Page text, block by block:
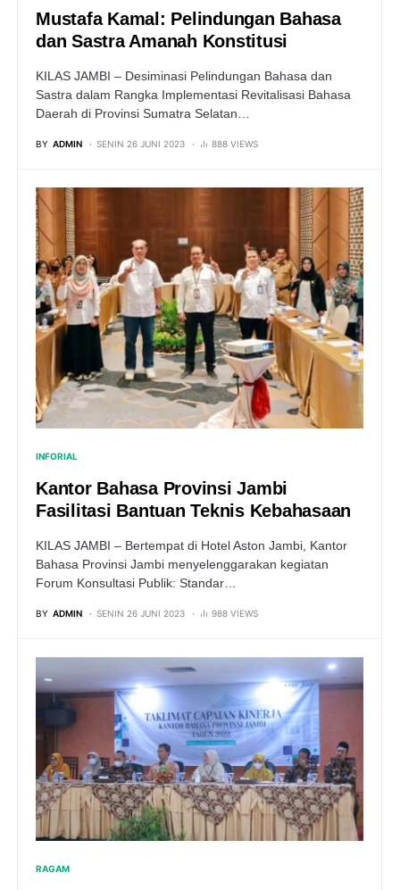
Mustafa Kamal: Pelindungan Bahasa
dan Sastra Amanah Konstitusi
KILAS JAMBI – Desiminasi Pelindungan Bahasa dan
Sastra dalam Rangka Implementasi Revitalisasi Bahasa
Daerah di Provinsi Sumatra Selatan…
BY ADMIN SENIN 26 JUNI 2023 888 VIEWS
INFORIAL
Kantor Bahasa Provinsi Jambi
Fasilitasi Bantuan Teknis Kebahasaan
KILAS JAMBI – Bertempat di Hotel Aston Jambi, Kantor
Bahasa Provinsi Jambi menyelenggarakan kegiatan
Forum Konsultasi Publik: Standar…
BY ADMIN SENIN 26 JUNI 2023 988 VIEWS
RAGAM